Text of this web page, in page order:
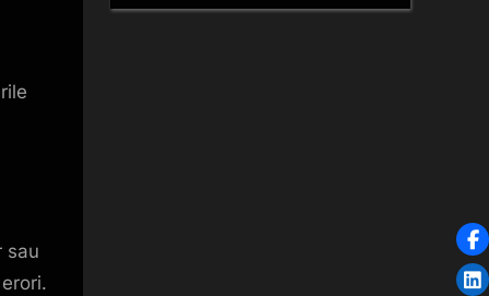
sau